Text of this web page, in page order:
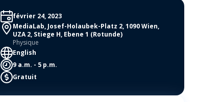
février 24, 2023
MediaLab, Josef-Holaubek-Platz 2, 1090 Wien,
UZA 2, Stiege H, Ebene 1 (Rotunde)
Physique
English
9 a.m. - 5 p.m.
Gratuit